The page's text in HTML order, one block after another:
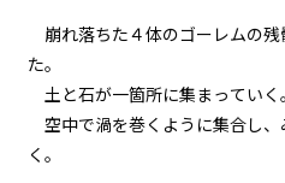
崩れ落ちた４体のゴーレムの
た。
土と石が一箇所に集まっていく。
空中で渦を巻くように集合し
く。